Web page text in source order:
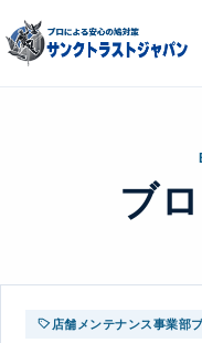
ブ
店舗メンテナンス事業部